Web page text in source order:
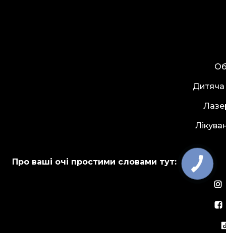
Дитяча
Про ваші очі простими словами тут: